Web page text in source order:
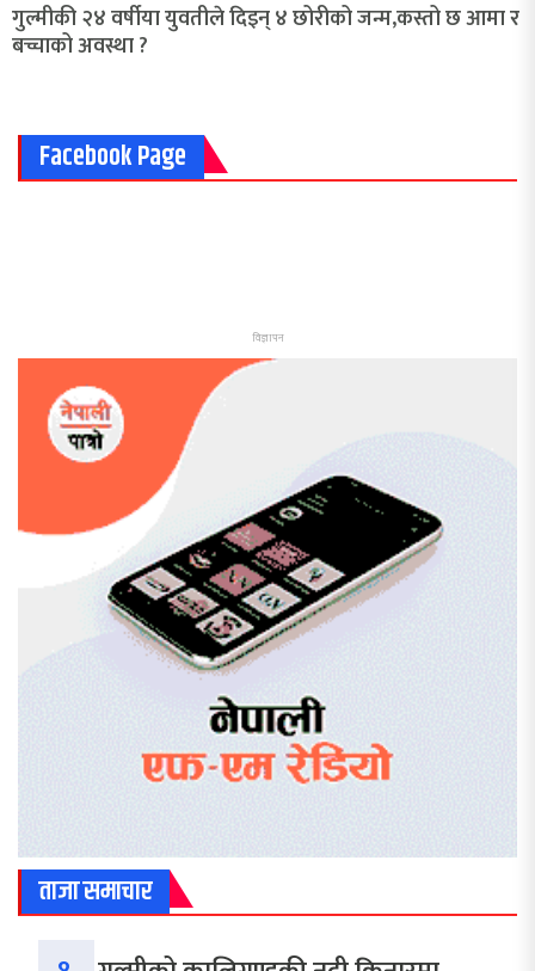
गुल्मीकी २४ वर्षीया युवतीले दिइन् ४ छोरीको जन्म,कस्तो छ आमा र
बच्चाको अवस्था ?
Facebook Page
विज्ञापन
ताजा समाचार